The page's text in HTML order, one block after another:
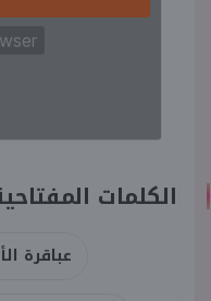
الكلمات
عباقرة